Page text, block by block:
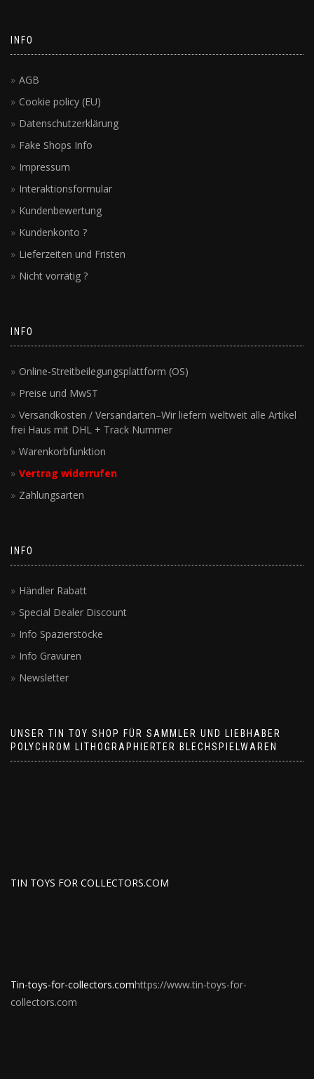
INFO
AGB
Cookie policy (EU)
Datenschutzerklärung
Fake Shops Info
Impressum
Interaktionsformular
Kundenbewertung
Kundenkonto ?
Lieferzeiten und Fristen
Nicht vorrätig ?
INFO
Online-Streitbeilegungsplattform (OS)
Preise und MwST
Versandkosten / Versandarten–Wir liefern weltweit alle Artikel
frei Haus mit DHL + Track Nummer
Warenkorbfunktion
Vertrag widerrufen
Zahlungsarten
INFO
Händler Rabatt
Special Dealer Discount
Info Spazierstöcke
Info Gravuren
Newsletter
UNSER TIN TOY SHOP FÜR SAMMLER UND LIEBHABER
POLYCHROM LITHOGRAPHIERTER BLECHSPIELWAREN
TIN TOYS FOR COLLECTORS.COM
Tin-toys-for-collectors.comhttps://www.tin-toys-for-
collectors.com